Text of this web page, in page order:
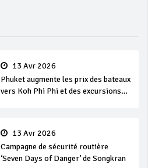
13 Avr 2026
Phuket augmente les prix des bateaux
vers Koh Phi Phi et des excursions
13 Avr 2026
Campagne de sécurité routière
‘Seven Days of Danger’ de Songkran